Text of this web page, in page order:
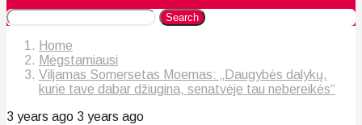
Search
Home
Mėgstamiausi
Viljamas Somersetas Moemas: „Daugybės dalykų,
kurie tave dabar džiugina, senatvėje tau nebereikės“
3 years ago 3 years ago